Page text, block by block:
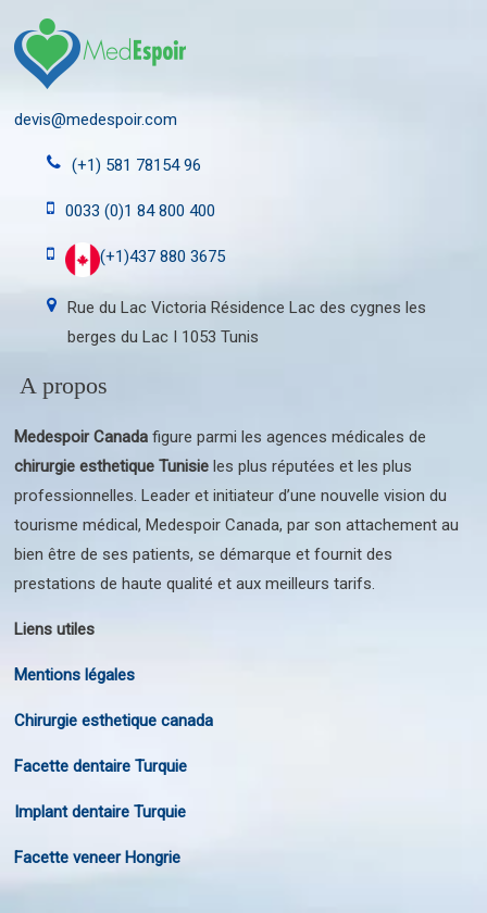
devis@medespoir.com
(+1) 581 78154 96
0033 (0)1 84 800 400
(+1)437 880 3675
Rue du Lac Victoria Résidence Lac des cygnes les
berges du Lac I 1053 Tunis
A propos
Medespoir Canada figure parmi les agences médicales de
chirurgie esthetique Tunisie les plus réputées et les plus
professionnelles. Leader et initiateur d’une nouvelle vision du
tourisme médical, Medespoir Canada, par son attachement au
bien être de ses patients, se démarque et fournit des
prestations de haute qualité et aux meilleurs tarifs.
Liens utiles
Mentions légales
Chirurgie esthetique canada
Facette dentaire Turquie
Implant dentaire Turquie
Facette veneer Hongrie